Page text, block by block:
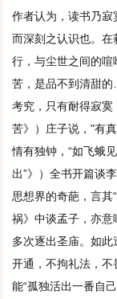
作者认为，读书乃寂
而深刻之认识也。
行，与尘世之间的喧
苦，是品不到清甜
考究，只有耐得寂寞
苦》）庄子说，"有
情有独钟，“如飞蛾
出”》）全书开篇谈
思想界的奇葩，言其
祸》中谈孟子，亦
多次逐出圣庙。如此
开通，不拘礼法，不
能“孤独活出一番自